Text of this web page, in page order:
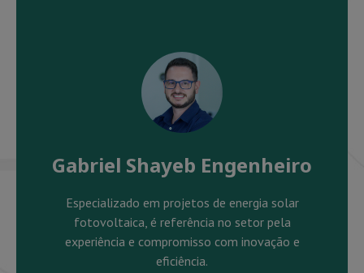
Gabriel Shayeb Engenheiro
Especializado em projetos de energia solar
fotovoltaica, é referência no setor pela
experiência e compromisso com inovação e
eficiência.